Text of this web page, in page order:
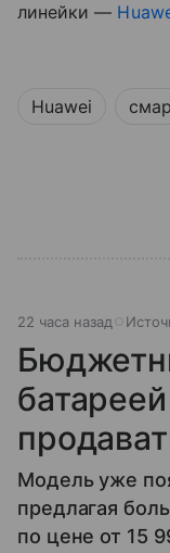
линейки —
Huawei
22 часа назад
Модель уже
предлагая
по цене от 15